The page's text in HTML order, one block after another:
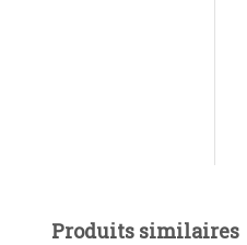
Produits similaires